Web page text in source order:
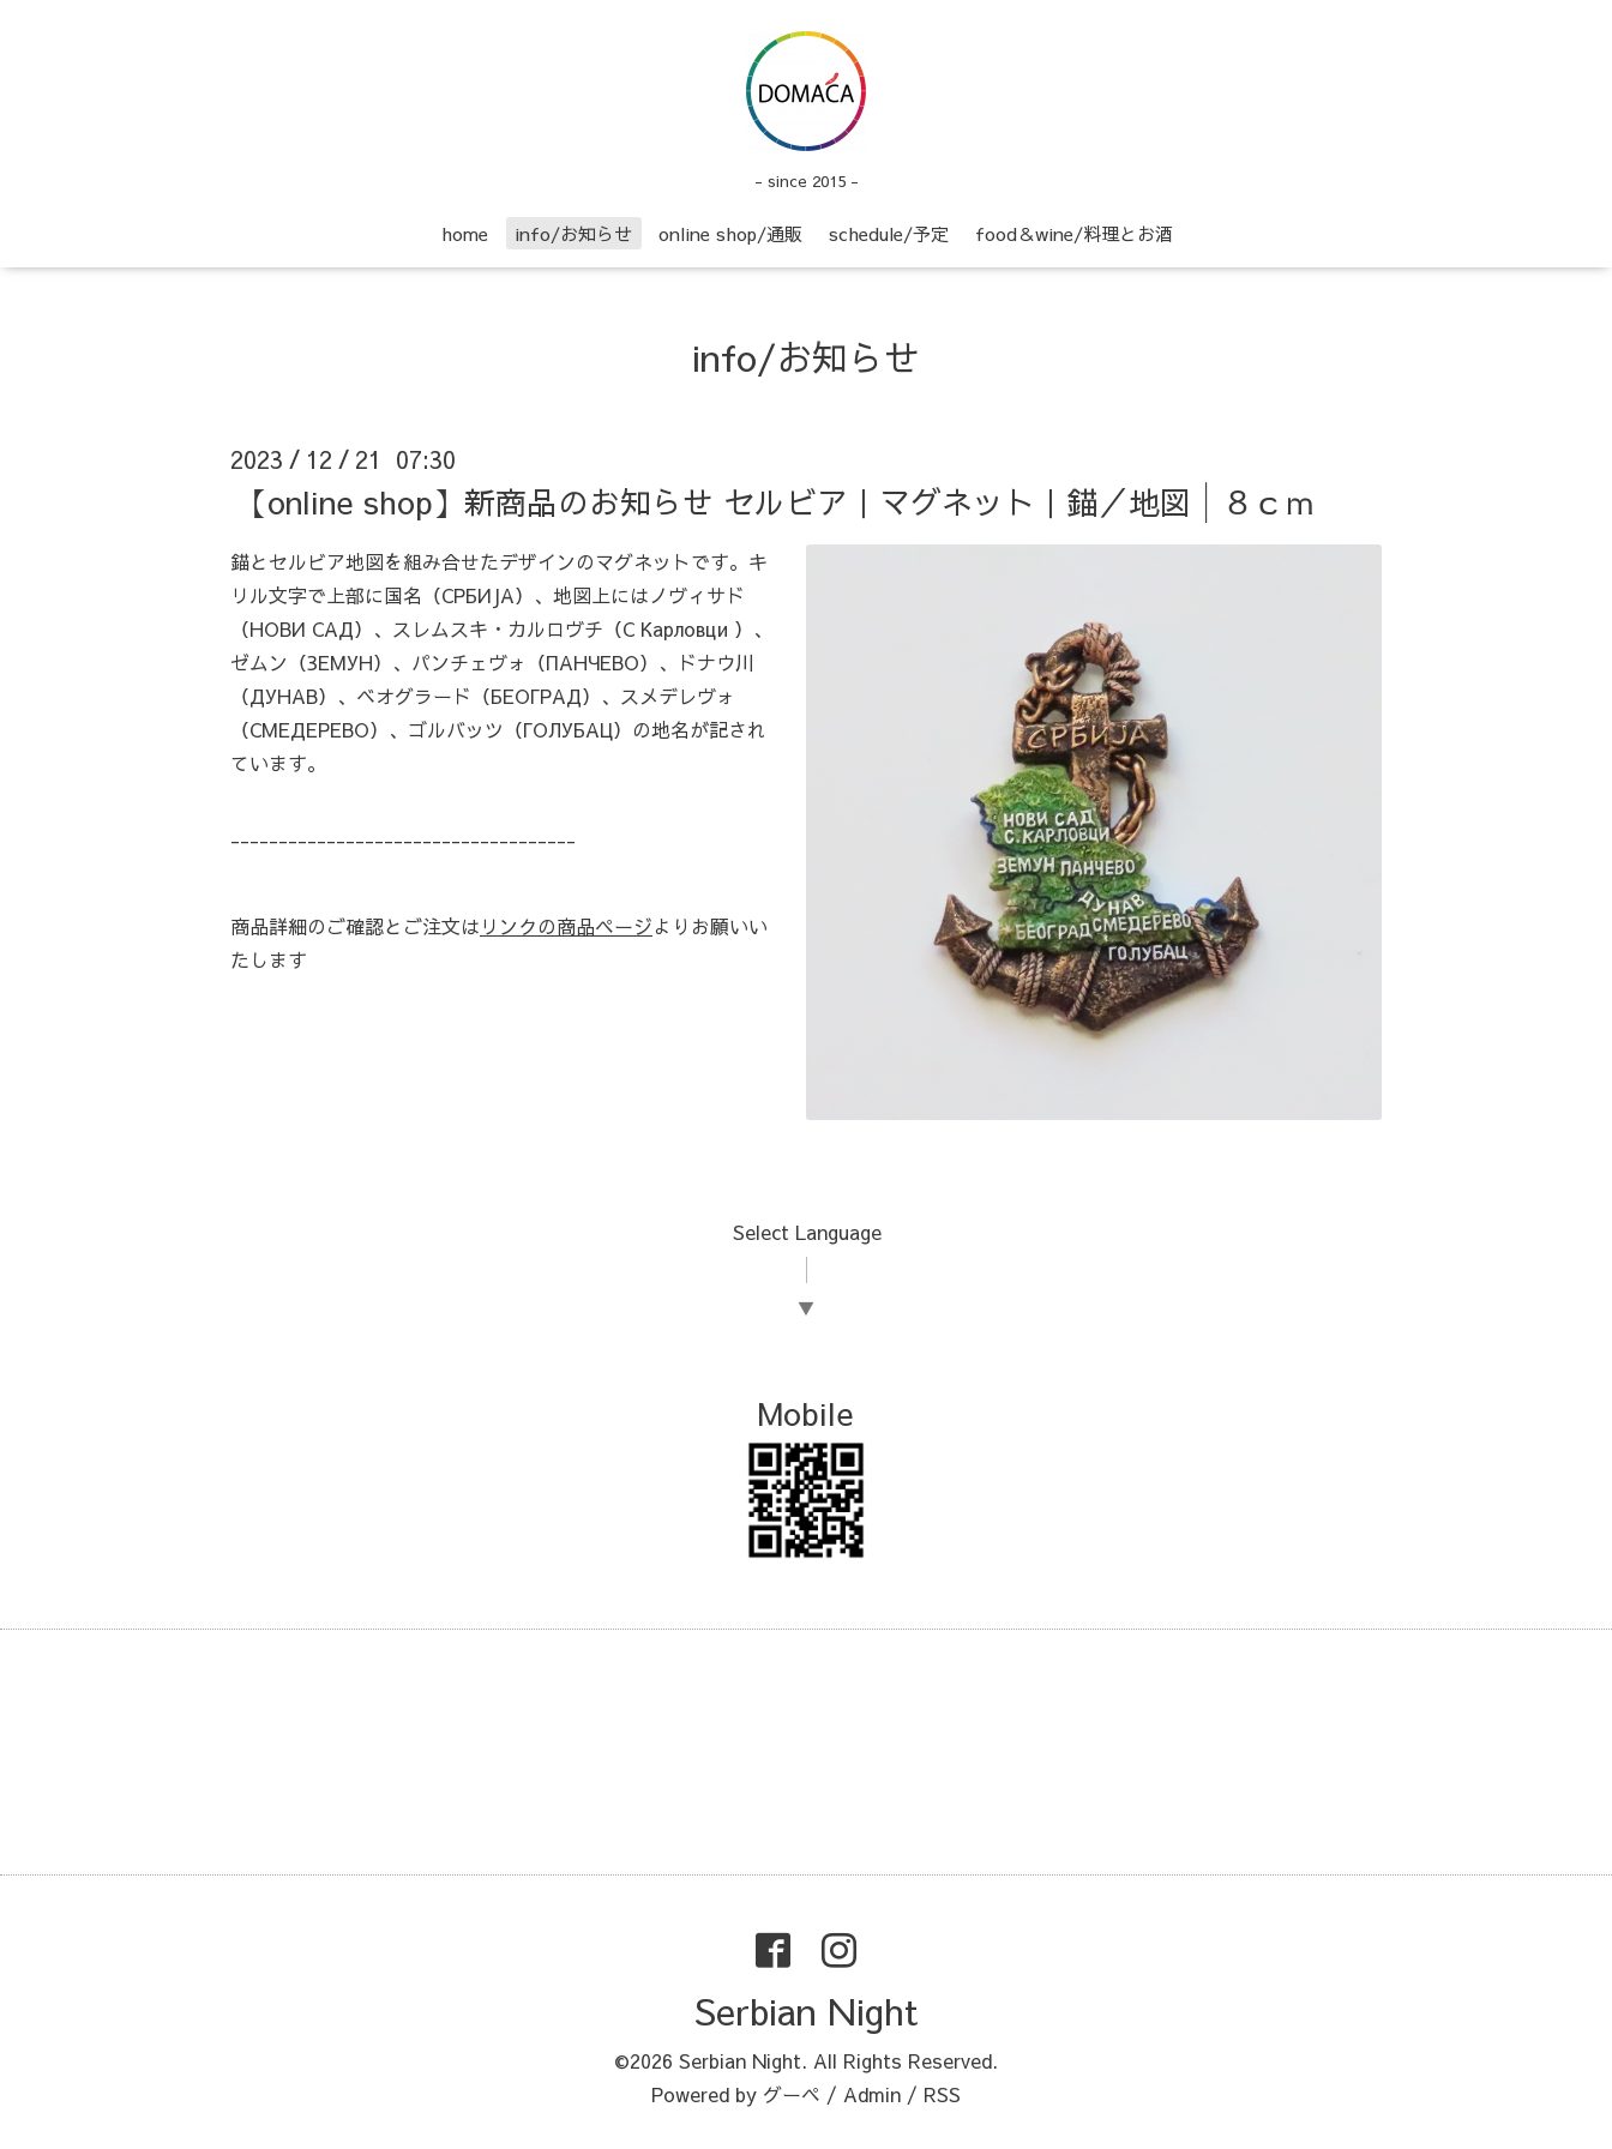
- since 2015 -
home info/お知らせ online shop/通販 schedule/予定 food＆wine/料理とお酒
info/お知らせ
2023 / 12 / 21 07:30
【online shop】新商品のお知らせ セルビア｜マグネット｜錨／地図│８ｃｍ
錨とセルビア地図を組み合せたデザインのマグネットです。キ
リル文字で上部に国名（СРБИЈА）、地図上にはノヴィサド
（НОВИ САД）、スレムスキ・カルロヴチ（С Карловци ）、
ゼムン（ЗЕМУН）、パンチェヴォ（ПАНЧЕВО）、ドナウ川
（ДУНАВ）、ベオグラード（БЕОГРАД）、スメデレヴォ
（СМЕДЕРЕВО）、ゴルバッツ（ГОЛУБАЦ）の地名が記され
ています。
------------------------------------
商品詳細のご確認とご注文はリンクの商品ページよりお願いい
たします
Select Language
▼
Mobile
Serbian Night
©2026 Serbian Night. All Rights Reserved.
Powered by グーペ / Admin / RSS